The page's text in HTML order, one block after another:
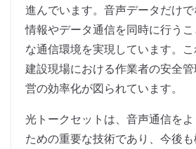
進んでいます。音声データだけ
情報やデータ通信を同時に行う
な通信環境を実現しています。
建設現場における作業者の安全
営の効率化が図られています。
光トークセットは、音声通信を
ための重要な技術であり、今後